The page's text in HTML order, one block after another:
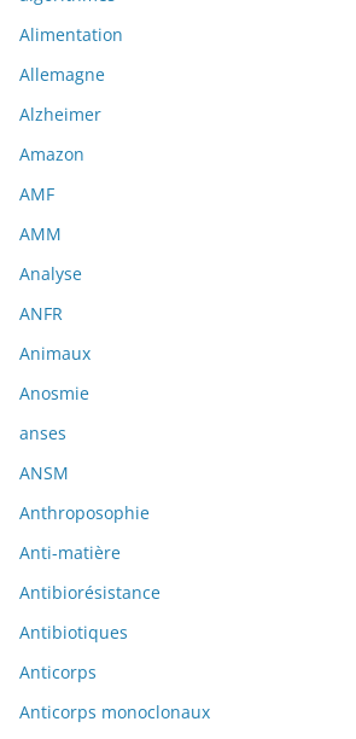
Alimentation
Allemagne
Alzheimer
Amazon
AMF
AMM
Analyse
ANFR
Animaux
Anosmie
anses
ANSM
Anthroposophie
Anti-matière
Antibiorésistance
Antibiotiques
Anticorps
Anticorps monoclonaux